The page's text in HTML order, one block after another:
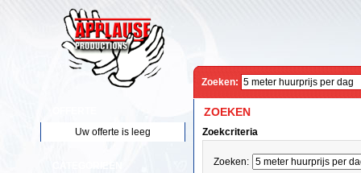
Zoeken:
Uw offerte is leeg
ZOEKEN
Zoekcriteria
Zoeken: